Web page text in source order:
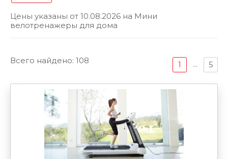
Цены указаны от 10.08.2026 на Мини
велотренажеры для дома
Всего найдено: 108 1 ... 5